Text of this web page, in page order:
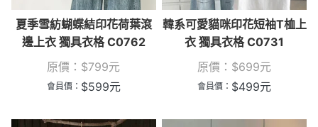
夏季雪紡蝴蝶結印花荷葉滾
邊上衣 獨具衣格 C0762
原價： $799元
會員價： $599元
韓系可愛貓咪印花短袖T桖上
衣 獨具衣格 C0731
原價： $699元
會員價： $499元